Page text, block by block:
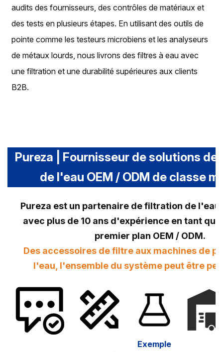
audits des fournisseurs, des contrôles de matériaux et
des tests en plusieurs étapes. En utilisant des outils de
pointe comme les testeurs microbiens et les analyseurs
de métaux lourds, nous livrons des filtres à eau avec
une filtration et une durabilité supérieures aux clients
B2B.
Pureza | Fournisseur de solutions
de l'eau OEM / ODM de classe
Pureza est un partenaire de filtration de
avec plus de 10 ans d'expérience en tant
premier plan OEM / ODM.
Des accessoires de filtre aux machines de
l'eau, l'ensemble du système peut être
Exemple